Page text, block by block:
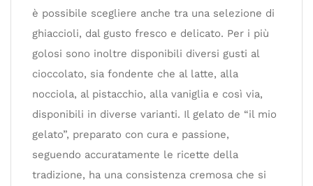
è possibile scegliere anche tra una selezione di
ghiaccioli, dal gusto fresco e delicato. Per i più
golosi sono inoltre disponibili diversi gusti al
cioccolato, sia fondente che al latte, alla
nocciola, al pistacchio, alla vaniglia e così via,
disponibili in diverse varianti. Il gelato de “il mio
gelato”, preparato con cura e passione,
seguendo accuratamente le ricette della
tradizione, ha una consistenza cremosa che si